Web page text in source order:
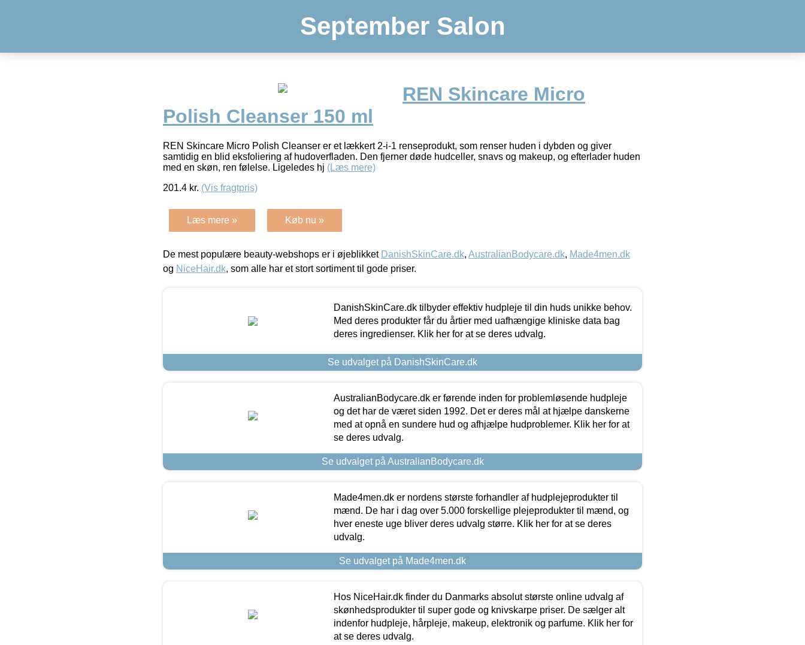
September Salon
REN Skincare Micro
Polish Cleanser 150 ml
REN Skincare Micro Polish Cleanser er et lækkert 2-i-1 renseprodukt, som renser huden i dybden og giver
samtidig en blid eksfoliering af hudoverfladen. Den fjerner døde hudceller, snavs og makeup, og efterlader huden
med en skøn, ren følelse. Ligeledes hj (Læs mere)
201.4 kr. (Vis fragtpris)
Læs mere » Køb nu »
De mest populære beauty-webshops er i øjeblikket DanishSkinCare.dk, AustralianBodycare.dk, Made4men.dk
og NiceHair.dk, som alle har et stort sortiment til gode priser.
DanishSkinCare.dk tilbyder effektiv hudpleje til din huds unikke behov.
Med deres produkter får du årtier med uafhængige kliniske data bag
deres ingredienser. Klik her for at se deres udvalg.
Se udvalget på DanishSkinCare.dk
AustralianBodycare.dk er førende inden for problemløsende hudpleje
og det har de været siden 1992. Det er deres mål at hjælpe danskerne
med at opnå en sundere hud og afhjælpe hudproblemer. Klik her for at
se deres udvalg.
Se udvalget på AustralianBodycare.dk
Made4men.dk er nordens største forhandler af hudplejeprodukter til
mænd. De har i dag over 5.000 forskellige plejeprodukter til mænd, og
hver eneste uge bliver deres udvalg større. Klik her for at se deres
udvalg.
Se udvalget på Made4men.dk
Hos NiceHair.dk finder du Danmarks absolut største online udvalg af
skønhedsprodukter til super gode og knivskarpe priser. De sælger alt
indenfor hudpleje, hårpleje, makeup, elektronik og parfume. Klik her for
at se deres udvalg.